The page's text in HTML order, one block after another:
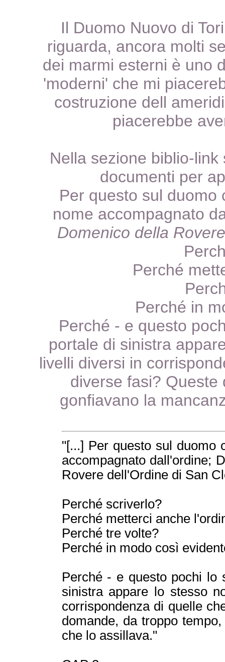
Il Duomo Nuovo di
riguarda, ancora molti
dei marmi esterni è uno
'moderni' che mi
costruzione dell
piacerebbe
Nella sezione biblio-
documenti per
Per questo sul duomo
nome accompagnato
Domenico della
Perché
Perché in
Perché - e questo
portale di sinistra
livelli diversi in
diverse fasi?
gonfiavano la
"[...] Per questo sul duomo
accompagnato dall'ordine;
Rovere dell'Ordine di San
Perché scriverlo?
Perché metterci anche
Perché tre volte?
Perché in modo così
Perché - e questo pochi lo
sinistra appare lo stesso
corrispondenza di quelle
domande, da troppo
che lo assillava."